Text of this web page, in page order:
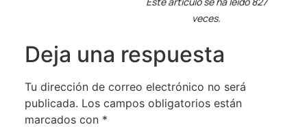
veces.
Deja una respuesta
Tu dirección de correo electrónico no será
publicada. Los campos obligatorios están
marcados con *